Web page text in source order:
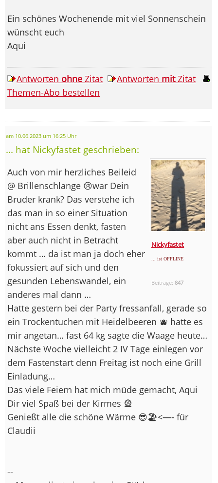
Ein schönes Wochenende mit viel Sonnenschein
wünscht euch
Aqui
Antworten ohne Zitat Antworten mitZitat
Themen-Abo bestellen
am 10.06.2023 um 16:25 Uhr
... hat Nickyfastet geschrieben:
Nickyfastet
... ist OFFLINE
Beiträge:847
Auch von mir herzliches Beileid
@ Brillenschlange 😢war Dein
Bruder krank? Das verstehe ich
das man in so einer Situation
nicht ans Essen denkt, fasten
aber auch nicht in Betracht
kommt … da ist man ja doch eher
fokussiert auf sich und den
gesunden Lebenswandel, ein
anderes mal dann …
Hatte gestern bei der Party fressanfall, gerade so
ein Trockentuchen mit Heidelbeeren 🫐 hatte es
mir angetan… fast 64 kg sagte die Waage heute…
Nächste Woche vielleicht 2 IV Tage einlegen vor
dem Fastenstart denn Freitag ist noch eine Grill
Einladung…
Das viele Feiern hat mich müde gemacht, Aqui
Dir viel Spaß bei der Kirmes 🎡
Genießt alle die schöne Wärme 😎🏖️<—- für
Claudii
--